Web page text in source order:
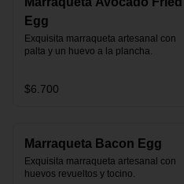
Egg
Exquisita marraqueta artesanal con
palta y un huevo a la plancha.
$6.700
Marraqueta Bacon Egg
Exquisita marraqueta artesanal con
huevos revueltos y tocino.